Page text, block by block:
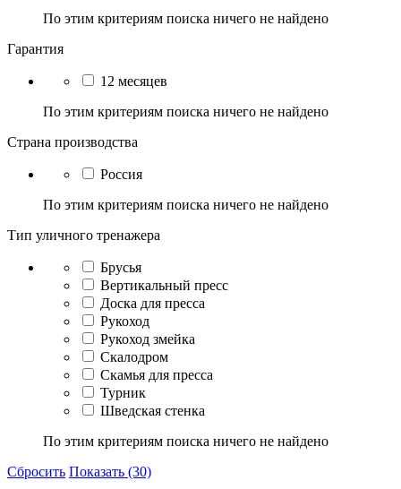
По этим критериям поиска ничего не найдено
Гарантия
12 месяцев
По этим критериям поиска ничего не найдено
Страна производства
Россия
По этим критериям поиска ничего не найдено
Тип уличного тренажера
Брусья
Вертикальный пресс
Доска для пресса
Рукоход
Рукоход змейка
Скалодром
Скамья для пресса
Турник
Шведская стенка
По этим критериям поиска ничего не найдено
Сбросить Показать (30)